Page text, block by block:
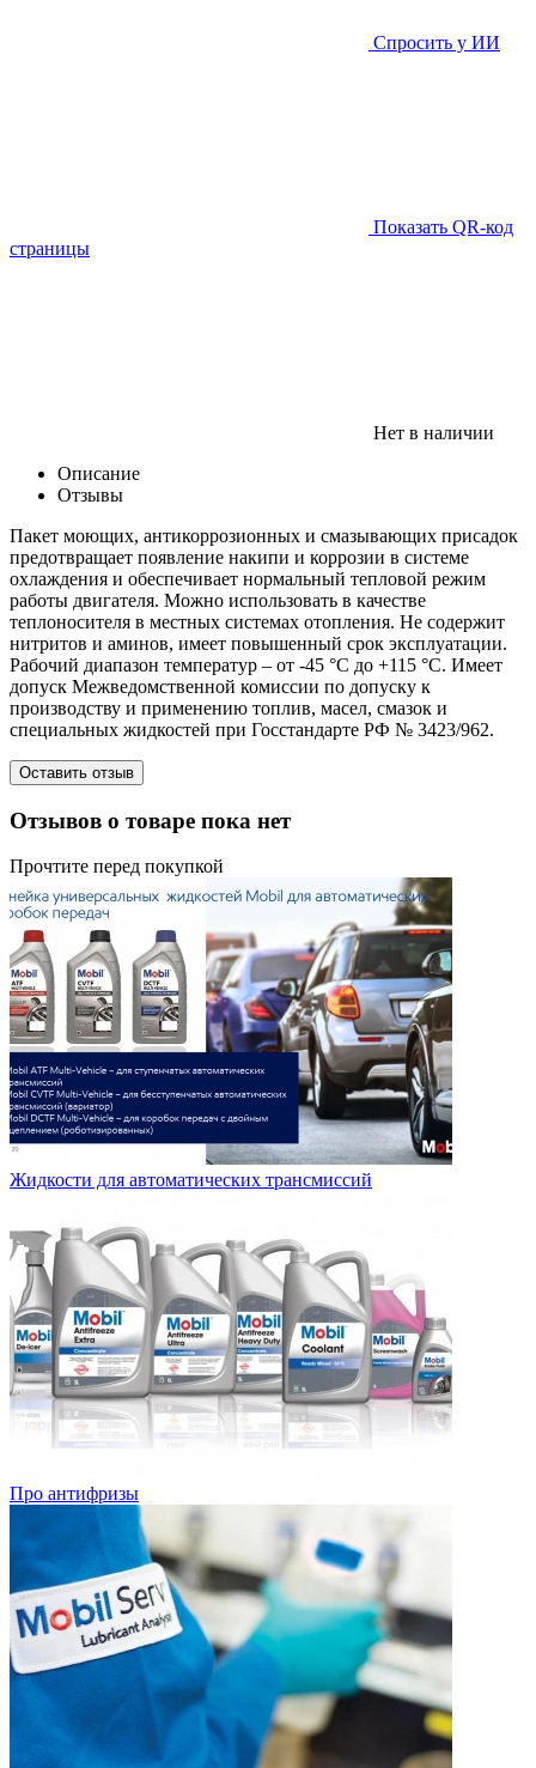
Спросить у ИИ
Показать QR-код
страницы
Нет в наличии
Описание
Отзывы
Пакет моющих, антикоррозионных и смазывающих присадок
предотвращает появление накипи и коррозии в системе
охлаждения и обеспечивает нормальный тепловой режим
работы двигателя. Можно использовать в качестве
теплоносителя в местных системах отопления. Не содержит
нитритов и аминов, имеет повышенный срок эксплуатации.
Рабочий диапазон температур – от -45 °С до +115 °С. Имеет
допуск Межведомственной комиссии по допуску к
производству и применению топлив, масел, смазок и
специальных жидкостей при Госстандарте РФ № 3423/962.
Оставить отзыв
Отзывов о товаре пока нет
Прочтите перед покупкой
Жидкости для автоматических трансмиссий
Про антифризы